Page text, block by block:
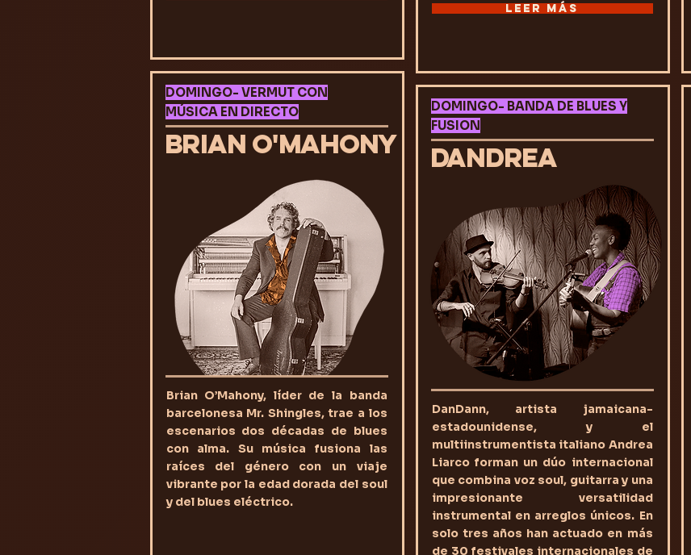
DOMINGO- VERMUT CON
MÚSICA EN DIRECTO
BRIAN O'MAHONY
Brian O’Mahony, líder de la banda
barcelonesa Mr. Shingles, trae a los
escenarios dos décadas de blues
con alma. Su música fusiona las
raíces del género con un viaje
vibrante por la edad dorada del soul
y del blues eléctrico.
LEER MÁS
DOMINGO- BANDA DE BLUES Y
FUSION
DANDREA
DanDann, artista jamaicana-
estadounidense, y el
multiinstrumentista italiano Andrea
Liarco forman un dúo internacional
que combina voz soul, guitarra y una
impresionante versatilidad
instrumental en arreglos únicos. En
solo tres años han actuado en más
de 30 festivales internacionales de